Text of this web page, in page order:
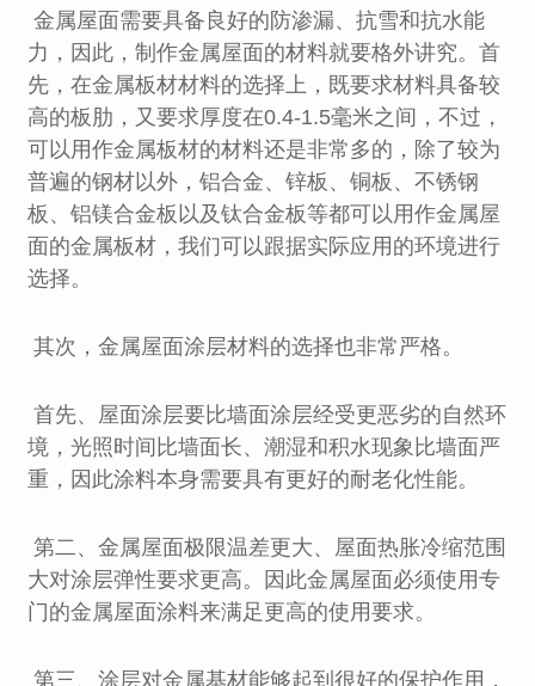
金属屋面需要具备良好的防渗漏、抗雪和抗水能
力，因此，制作金属屋面的材料就要格外讲究。首
先，在金属板材材料的选择上，既要求材料具备较
高的板肋，又要求厚度在0.4-1.5毫米之间，不过，
可以用作金属板材的材料还是非常多的，除了较为
普遍的钢材以外，铝合金、锌板、铜板、不锈钢
板、铝镁合金板以及钛合金板等都可以用作金属屋
面的金属板材，我们可以跟据实际应用的环境进行
选择。
其次，金属屋面涂层材料的选择也非常严格。
首先、屋面涂层要比墙面涂层经受更恶劣的自然环
境，光照时间比墙面长、潮湿和积水现象比墙面严
重，因此涂料本身需要具有更好的耐老化性能。
第二、金属屋面极限温差更大、屋面热胀冷缩范围
大对涂层弹性要求更高。因此金属屋面必须使用专
门的金属屋面涂料来满足更高的使用要求。
第三、涂层对金属基材能够起到很好的保护作用，